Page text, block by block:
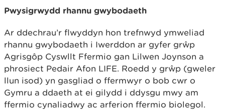
Pwysigrwydd rhannu gwybodaeth
Ar ddechrau’r flwyddyn hon trefnwyd ymweliad
rhannu gwybodaeth i Iwerddon ar gyfer grŵp
Agrisgôp Cyswllt Ffermio gan Lilwen Joynson a
phrosiect Pedair Afon LIFE. Roedd y grŵp (gweler
llun isod) yn gasgliad o ffermwyr o bob cwr o
Gymru a ddaeth at ei gilydd i ddysgu mwy am
ffermio cynaliadwy ac arferion ffermio biolegol.